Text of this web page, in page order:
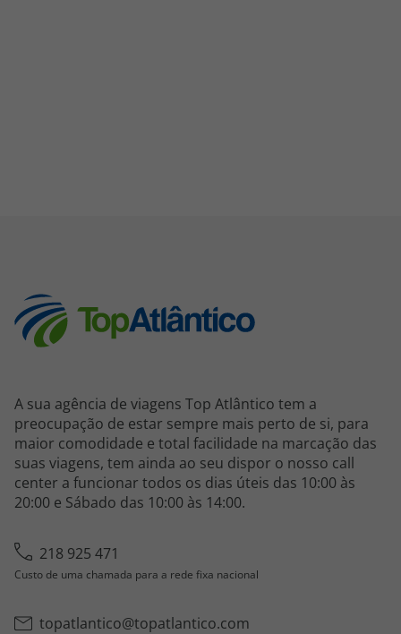
A sua agência de viagens Top Atlântico tem a
preocupação de estar sempre mais perto de si, para
maior comodidade e total facilidade na marcação das
suas viagens, tem ainda ao seu dispor o nosso call
center a funcionar todos os dias úteis das 10:00 às
20:00 e Sábado das 10:00 às 14:00.
218 925 471
Custo de uma chamada para a rede fixa nacional
topatlantico@topatlantico.com